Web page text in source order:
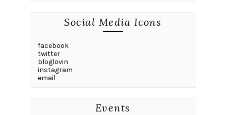
Social Media Icons
facebook
twitter
bloglovin
instagram
email
Events